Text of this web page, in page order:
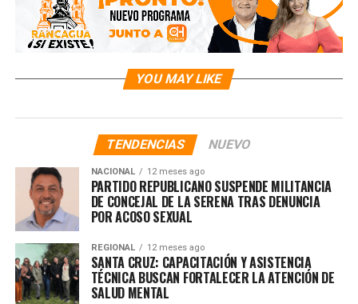
YOU MAY LIKE
TENDENCIAS NUEVO
NACIONAL 12 meses ago
PARTIDO REPUBLICANO SUSPENDE MILITANCIA
DE CONCEJAL DE LA SERENA TRAS DENUNCIA
POR ACOSO SEXUAL
REGIONAL 12 meses ago
SANTA CRUZ: CAPACITACIÓN Y ASISTENCIA
TÉCNICA BUSCAN FORTALECER LA ATENCIÓN DE
SALUD MENTAL